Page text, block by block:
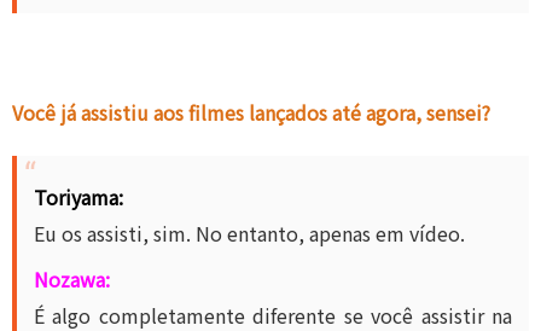
Você já assistiu aos filmes lançados até agora, sensei?
Toriyama:
Eu os assisti, sim. No entanto, apenas em vídeo.
Nozawa:
É algo completamente diferente se você assistir na